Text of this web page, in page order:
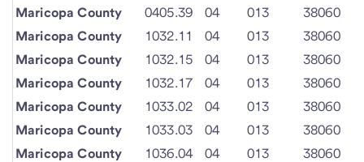
Maricopa County
0405.39 04 013
38060
Maricopa County
1032.11 04 013
38060
Maricopa County
1032.15 04 013
38060
Maricopa County
1032.17 04 013
38060
Maricopa County
1033.02 04 013
38060
Maricopa County
1033.03 04 013
38060
Maricopa County
1036.04 04 013
38060